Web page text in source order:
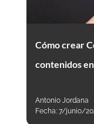
Cómo crear
contenidos
Antonio Jordana
Fecha: 7/junio/